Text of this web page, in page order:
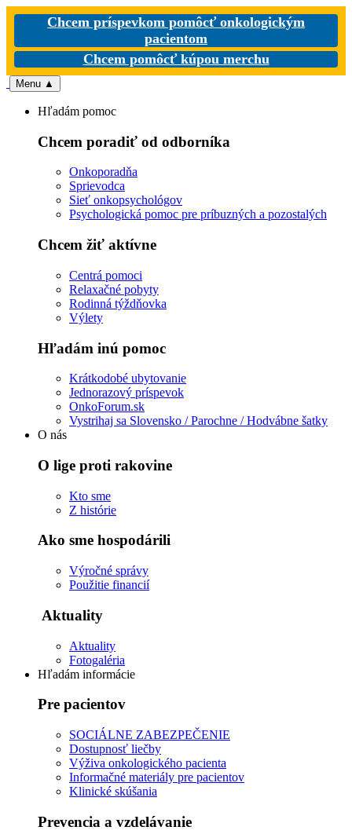
Chcem príspevkom pomôcť onkologickým
pacientom
Chcem pomôcť kúpou merchu
Menu ▲
Hľadám pomoc
Chcem poradiť od odborníka
Onkoporadňa
Sprievodca
Sieť onkopsychológov
Psychologická pomoc pre príbuzných a pozostalých
Chcem žiť aktívne
Centrá pomoci
Relaxačné pobyty
Rodinná týždňovka
Výlety
Hľadám inú pomoc
Krátkodobé ubytovanie
Jednorazový príspevok
OnkoForum.sk
Vystrihaj sa Slovensko / Parochne / Hodvábne šatky
O nás
O lige proti rakovine
Kto sme
Z histórie
Ako sme hospodárili
Výročné správy
Použitie financií
Aktuality
Aktuality
Fotogaléria
Hľadám informácie
Pre pacientov
SOCIÁLNE ZABEZPEČENIE
Dostupnosť liečby
Výživa onkologického pacienta
Informačné materiály pre pacientov
Klinické skúšania
Prevencia a vzdelávanie